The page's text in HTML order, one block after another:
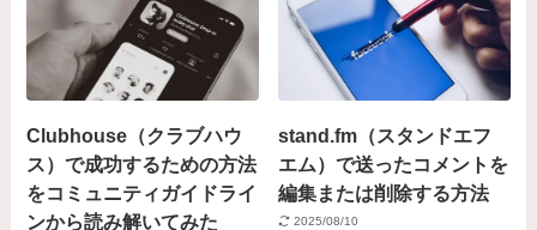
Clubhouse（クラブハウ
ス）で成功するための方法
をコミュニティガイドライ
ンから読み解いてみた
stand.fm（スタンドエフ
エム）で送ったコメントを
編集または削除する方法
2025/08/10